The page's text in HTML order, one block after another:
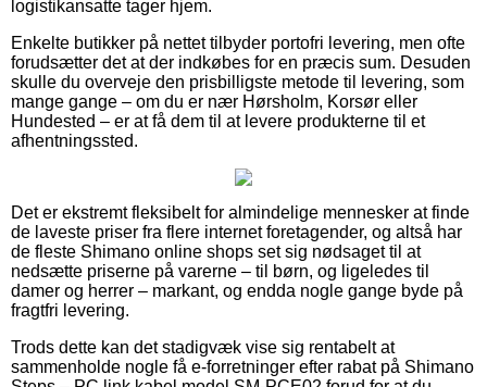
logistikansatte tager hjem.
Enkelte butikker på nettet tilbyder portofri levering, men ofte
forudsætter det at der indkøbes for en præcis sum. Desuden
skulle du overveje den prisbilligste metode til levering, som
mange gange – om du er nær Hørsholm, Korsør eller
Hundested – er at få dem til at levere produkterne til et
afhentningssted.
Det er ekstremt fleksibelt for almindelige mennesker at finde
de laveste priser fra flere internet foretagender, og altså har
de fleste Shimano online shops set sig nødsaget til at
nedsætte priserne på varerne – til børn, og ligeledes til
damer og herrer – markant, og endda nogle gange byde på
fragtfri levering.
Trods dette kan det stadigvæk vise sig rentabelt at
sammenholde nogle få e-forretninger efter rabat på Shimano